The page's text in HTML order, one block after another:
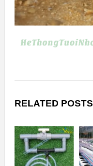
RELATED POSTS